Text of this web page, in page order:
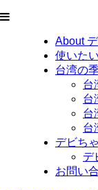
About
使いた
台湾の
台
台
台
台
デビち
デ
お問い